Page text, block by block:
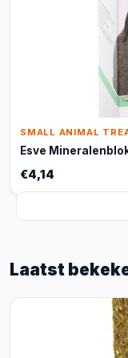
SMALL ANIMAL
Esve
€4,14
Laatst